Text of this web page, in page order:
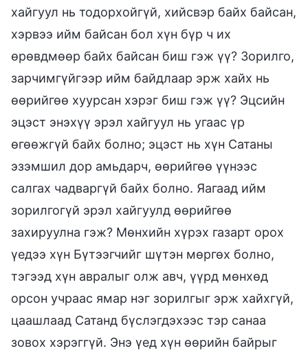
хайгуул нь тодорхойгүй, хийсвэр байх байсан,
хэрвээ ийм байсан бол хүн бүр ч их
өрөвдмөөр байх байсан биш гэж үү? Зорилго,
зарчимгүйгээр ийм байдлаар эрж хайх нь
өөрийгөө хуурсан хэрэг биш гэж үү? Эцсийн
эцэст энэхүү эрэл хайгуул нь угаас үр
өгөөжгүй байх болно; эцэст нь хүн Сатаны
эзэмшил дор амьдарч, өөрийгөө үүнээс
салгах чадваргүй байх болно. Яагаад ийм
зорилгогүй эрэл хайгуулд өөрийгөө
захируулна гэж? Мөнхийн хүрэх газарт орох
үедээ хүн Бүтээгчийг шүтэн мөргөх болно,
тэгээд хүн авралыг олж авч, үүрд мөнхөд
орсон учраас ямар нэг зорилгыг эрж хайхгүй,
цаашлаад Сатанд бүслэгдэхээс тэр санаа
зовох хэрэггүй. Энэ үед хүн өөрийн байрыг